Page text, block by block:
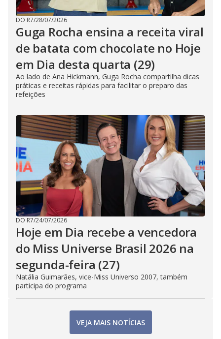
DO R7/28/07/2026
Guga Rocha ensina a receita viral
de batata com chocolate no Hoje
em Dia desta quarta (29)
Ao lado de Ana Hickmann, Guga Rocha compartilha dicas
práticas e receitas rápidas para facilitar o preparo das
refeições
DO R7/24/07/2026
Hoje em Dia recebe a vencedora
do Miss Universe Brasil 2026 na
segunda-feira (27)
Natália Guimarães, vice-Miss Universo 2007, também
participa do programa
VEJA MAIS NOTÍCIAS